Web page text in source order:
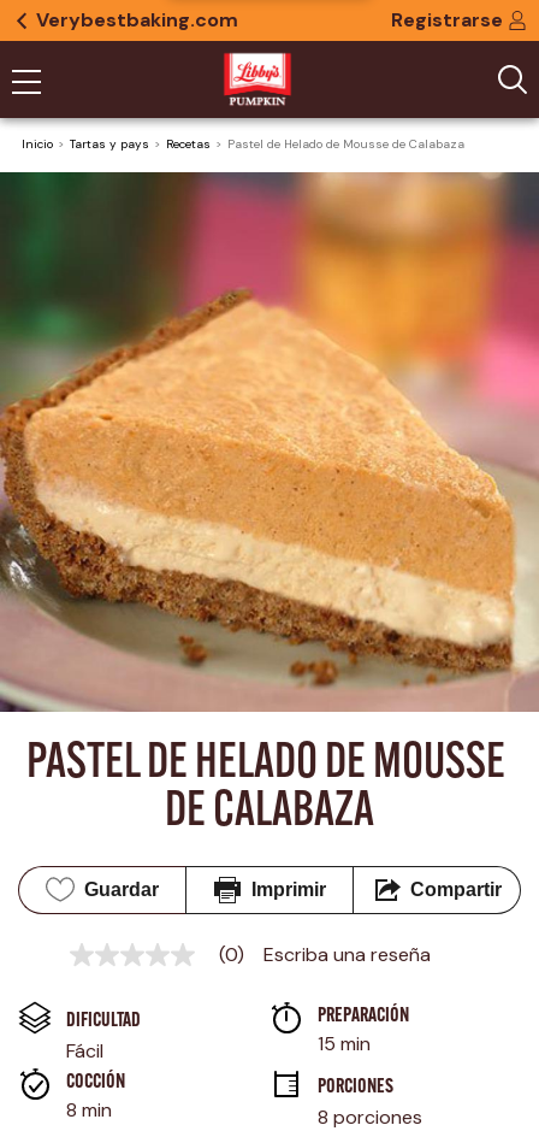
Verybestbaking.com Registrarse
Inicio Tartas y pays Recetas Pastel de Helado de Mousse de Calabaza
PASTEL DE HELADO DE MOUSSE
DE CALABAZA
Guardar Imprimir Compartir
Sin
en
la
misma
página.
(0) Escriba una reseña
DIFICULTAD
Fácil
PREPARACIÓN
15 min
COCCIÓN
8 min
PORCIONES
8 porciones